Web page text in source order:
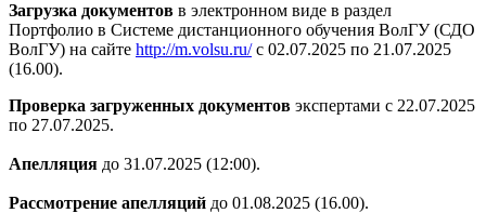
Загрузка документов в электронном виде в раздел
Портфолио в Системе дистанционного обучения ВолГУ (СДО
ВолГУ) на сайте http://m.volsu.ru/с 02.07.2025 по 21.07.2025
(16.00).
Проверка загруженных документов экспертами с 22.07.2025
по 27.07.2025.
Апелляция до 31.07.2025 (12:00).
Рассмотрение апелляций до 01.08.2025 (16.00).